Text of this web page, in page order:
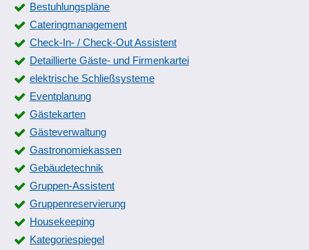
Bestuhlungspläne
Cateringmanagement
Check-In- / Check-Out Assistent
Detaillierte Gäste- und Firmenkartei
elektrische Schließsysteme
Eventplanung
Gästekarten
Gästeverwaltung
Gastronomiekassen
Gebäudetechnik
Gruppen-Assistent
Gruppenreservierung
Housekeeping
Kategoriespiegel